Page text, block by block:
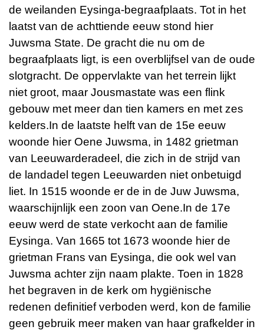
de weilanden Eysinga-begraafplaats. Tot in het
laatst van de achttiende eeuw stond hier
Juwsma State. De gracht die nu om de
begraafplaats ligt, is een overblijfsel van de oude
slotgracht. De oppervlakte van het terrein lijkt
niet groot, maar Jousmastate was een flink
gebouw met meer dan tien kamers en met zes
kelders.In de laatste helft van de 15e eeuw
woonde hier Oene Juwsma, in 1482 grietman
van Leeuwarderadeel, die zich in de strijd van
de landadel tegen Leeuwarden niet onbetuigd
liet. In 1515 woonde er de in de Juw Juwsma,
waarschijnlijk een zoon van Oene.In de 17e
eeuw werd de state verkocht aan de familie
Eysinga. Van 1665 tot 1673 woonde hier de
grietman Frans van Eysinga, die ook wel van
Juwsma achter zijn naam plakte. Toen in 1828
het begraven in de kerk om hygiënische
redenen definitief verboden werd, kon de familie
geen gebruik meer maken van haar grafkelder in